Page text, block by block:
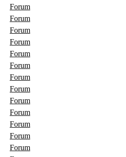
Forum
Forum
Forum
Forum
Forum
Forum
Forum
Forum
Forum
Forum
Forum
Forum
Forum